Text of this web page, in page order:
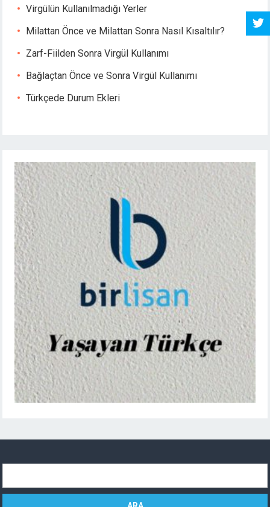
Virgülün Kullanılmadığı Yerler
Milattan Önce ve Milattan Sonra Nasıl Kısaltılır?
Zarf-Fiilden Sonra Virgül Kullanımı
Bağlaçtan Önce ve Sonra Virgül Kullanımı
Türkçede Durum Ekleri